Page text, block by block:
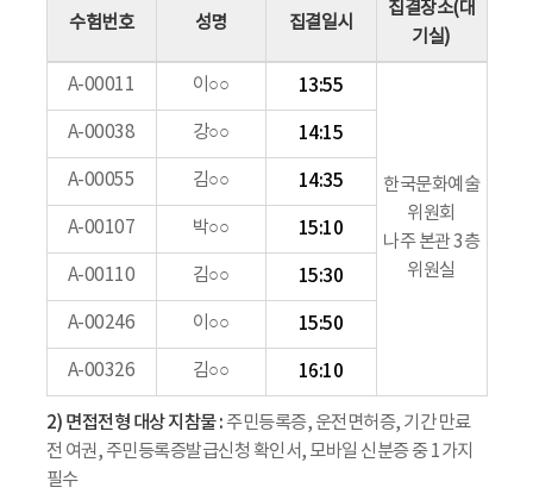
수험번호 성명 집결일시
집결장소(대
기실)
A-00011 이○○ 13:55
한국문화예술
위원회
나주 본관 3층
위원실
A-00038 강○○ 14:15
A-00055 김○○ 14:35
A-00107 박○○ 15:10
A-00110 김○○ 15:30
A-00246 이○○ 15:50
A-00326 김○○ 16:10
2) 면접전형 대상 지참물 :주민등록증, 운전면허증, 기간 만료
전 여권, 주민등록증발급신청 확인서, 모바일 신분증 중 1가지
필수